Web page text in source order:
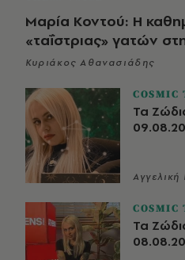
Μαρία Κοντού: Η
«ταΐστριας» γατών
Κυριάκος Αθανασιάδης
COSMIC
Τα
COSMIC
Τα